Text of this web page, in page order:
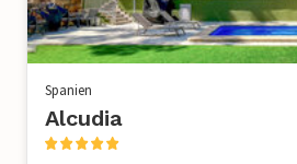
Spanien
Alcudia